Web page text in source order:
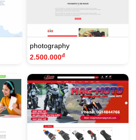
photography
2.500.000đ